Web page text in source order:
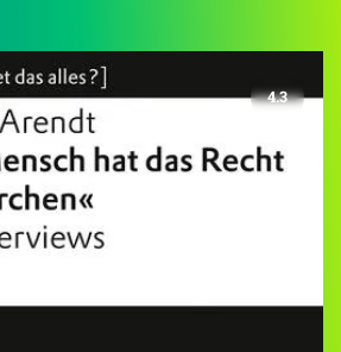
4.3